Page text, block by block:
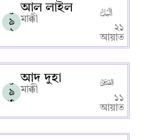
০
৯
২
আল লাইল
মাক্কী
২১
আয়াত
০
৯
৩
আদ দুহা
মাক্কী
১১
আয়াত